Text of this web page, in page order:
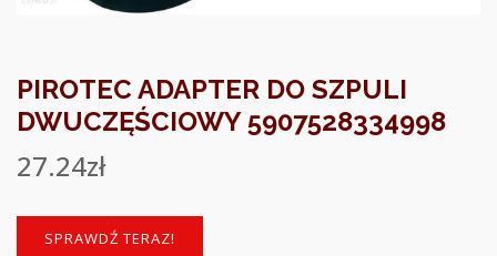
PIROTEC ADAPTER DO SZPULI
DWUCZĘŚCIOWY 5907528334998
27.24zł
SPRAWDŹ TERAZ!